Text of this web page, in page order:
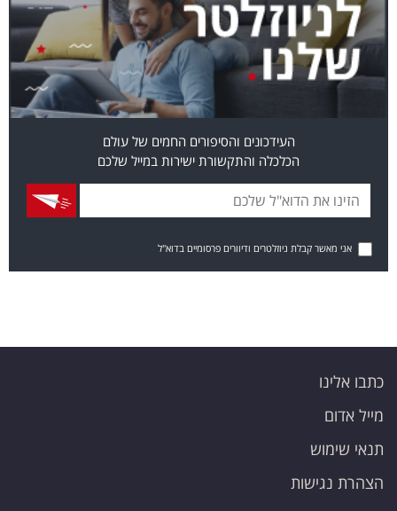
העידכונים והסיפורים החמים של עולם
הכלכלה והתקשורת ישירות במייל שלכם
אני מאשר קבלת ניוזלטרים ודיוורים פרסומיים בדוא"ל
כתבו אלינו
מייל אדום
תנאי שימוש
הצהרת נגישות